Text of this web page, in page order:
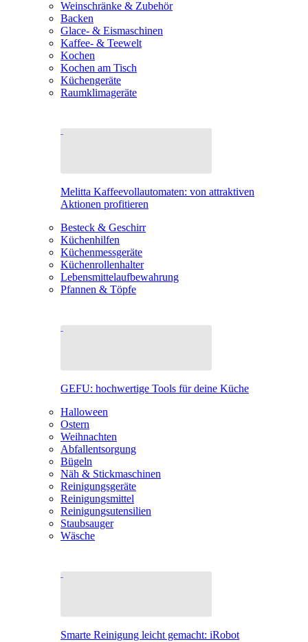
Weinschränke & Zubehör
Backen
Glace- & Eismaschinen
Kaffee- & Teewelt
Kochen
Kochen am Tisch
Küchengeräte
Raumklimageräte
Melitta Kaffeevollautomaten: von attraktiven
Aktionen profitieren
Besteck & Geschirr
Küchenhilfen
Küchenmessgeräte
Küchenrollenhalter
Lebensmittelaufbewahrung
Pfannen & Töpfe
GEFU: hochwertige Tools für deine Küche
Halloween
Ostern
Weihnachten
Abfallentsorgung
Bügeln
Näh & Stickmaschinen
Reinigungsgeräte
Reinigungsmittel
Reinigungsutensilien
Staubsauger
Wäsche
Smarte Reinigung leicht gemacht: iRobot